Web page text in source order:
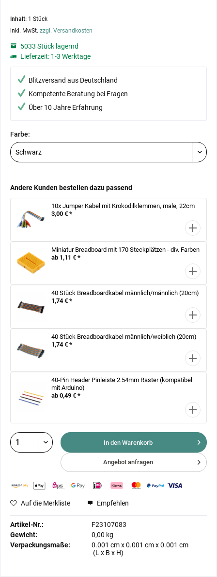
Inhalt: 1 Stück
inkl. MwSt. zzgl. Versandkosten
5033 Stück lagernd
Lieferzeit: 1-3 Werktage
Blitzversand aus Deutschland
Kompetente Beratung bei Fragen
Über 10 Jahre Erfahrung
Farbe:
Andere Kunden bestellen dazu passend
10x Jumper Kabel mit Krokodilklemmen, male, 22cm
3,00 € *
Miniatur Breadboard mit 170 Steckplätzen - div. Farben
ab 1,11 € *
40 Stück Breadboardkabel männlich/männlich (20cm)
1,74 € *
40 Stück Breadboardkabel männlich/weiblich (20cm)
1,74 € *
40-Pin Header Pinleiste 2.54mm Raster (kompatibel
mit Arduino)
ab 0,49 € *
In den Warenkorb
Angebot anfragen
Auf die Merkliste Empfehlen
Artikel-Nr.:
F23107083
Gewicht:
0,00 kg
Verpackungsmaße:
0.001 cmx0.001 cmx0.001 cm
(L x B x H)